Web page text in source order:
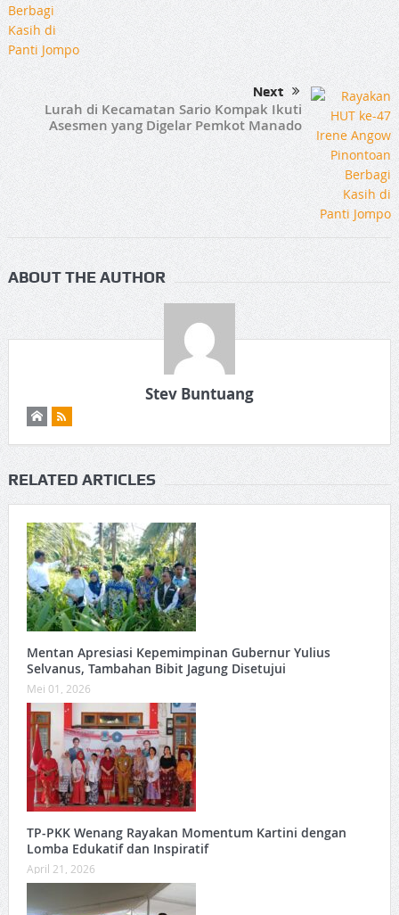
Next
Lurah di Kecamatan Sario Kompak Ikuti
Asesmen yang Digelar Pemkot Manado
ABOUT THE AUTHOR
Stev Buntuang
RELATED ARTICLES
Mentan Apresiasi Kepemimpinan Gubernur Yulius
Selvanus, Tambahan Bibit Jagung Disetujui
Mei 01, 2026
TP-PKK Wenang Rayakan Momentum Kartini dengan
Lomba Edukatif dan Inspiratif
April 21, 2026